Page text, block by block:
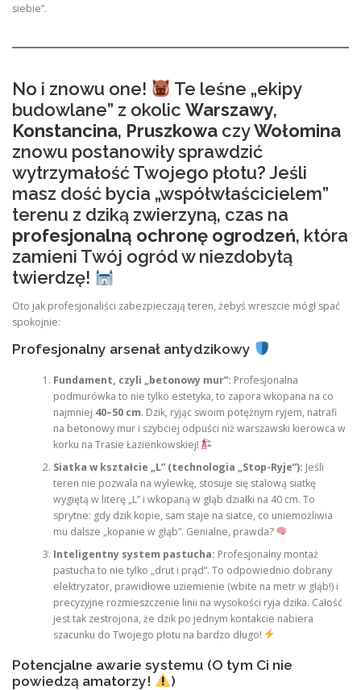
siebie”.
No i znowu one!
Te leśne „ekipy
budowlane” z okolic Warszawy,
Konstancina, Pruszkowa czyWołomina
znowu postanowiły sprawdzić
wytrzymałość Twojego płotu? Jeśli
masz dość bycia „współwłaścicielem”
terenu z dziką zwierzyną, czas na
profesjonalną ochronę ogrodzeń, która
zamieni Twój ogród w niezdobytą
twierdzę!
Oto jak profesjonaliści zabezpieczają teren, żebyś wreszcie mógł spać
spokojnie:
Profesjonalny arsenał antydzikowy
Fundament, czyli „betonowy mur”: Profesjonalna
podmurówka to nie tylko estetyka, to zapora wkopana na co
najmniej 40–50 cm. Dzik, ryjąc swoim potężnym ryjem, natrafi
na betonowy mur i szybciej odpuści niż warszawski kierowca w
korku na Trasie Łazienkowskiej!
Siatka w kształcie „L” (technologia „Stop-Ryje”): Jeśli
teren nie pozwala na wylewkę, stosuje się stalową siatkę
wygiętą w literę „L” i wkopaną w głąb działki na 40 cm. To
sprytne: gdy dzik kopie, sam staje na siatce, co uniemożliwia
mu dalsze „kopanie w głąb”. Genialne, prawda?
Inteligentny system pastucha: Profesjonalny montaż
pastucha to nie tylko „drut i prąd”. To odpowiednio dobrany
elektryzator, prawidłowe uziemienie (wbite na metr w głąb!) i
precyzyjne rozmieszczenie linii na wysokości ryja dzika. Całość
jest tak zestrojona, że dzik po jednym kontakcie nabiera
szacunku do Twojego płotu na bardzo długo!
Potencjalne awarie systemu (O tym Ci nie
powiedzą amatorzy!
)